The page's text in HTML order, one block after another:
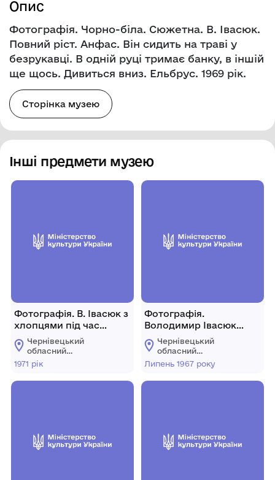
Опис
Фотографія. Чорно-біла. Сюжетна. В. Івасюк.
Повний ріст. Анфас. Він сидить на траві у
безрукавці. В одній руці тримає банку, в іншій
ще щось. Дивиться вниз. Ельбрус. 1969 рік.
Сторінка музею
Інші предмети музею
Фотографія. В. Івасюк з
хлопцями під час
зйомок фільму
«Червона рута». 1971
рік.
Чернівецький
обласний
меморіальний музей
Володимира Івасюка
1971 рік
Фотографія.
Володимир Івасюк
стоїть на балконі дому
по вул. Б.
Хмельницького.
Липень 1967 року.
Чернівецький
обласний
меморіальний музей
Володимира Івасюка
Липень 1967 року